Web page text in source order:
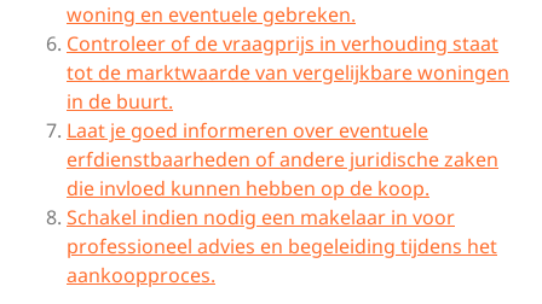
woning en eventuele gebreken.
Controleer of de vraagprijs in verhouding staat
tot de marktwaarde van vergelijkbare woningen
in de buurt.
Laat je goed informeren over eventuele
erfdienstbaarheden of andere juridische zaken
die invloed kunnen hebben op de koop.
Schakel indien nodig een makelaar in voor
professioneel advies en begeleiding tijdens het
aankoopproces.